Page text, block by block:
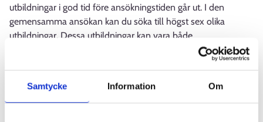
Samtycke Information Om
utbildningar i god tid före ansökningstiden går ut. I den
gemensamma ansökan kan du söka till högst sex olika
utbildningar. Dessa utbildningar kan vara både
yrkeshögskole- och universitetsutbildningar. Kontrollera om
utbildningen förutsätter förhandsuppgifter eller inträdesprov.
Högskolor kan ochså ordna sina egna ansökningar som
separata ansökningar.